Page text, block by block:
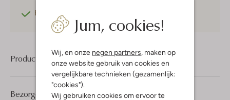
Jum, cookies!
Wij, en onze negen partners , maken op
onze website gebruik van cookies en
vergelijkbare technieken (gezamenlijk:
"cookies").
Wij gebruiken cookies om ervoor te
Betaal achteraf
Product informatie
Bezorgen & retourneren